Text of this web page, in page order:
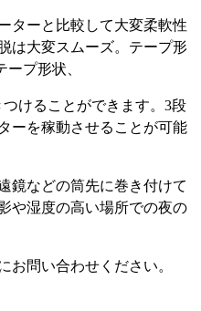
ターと比較して大変柔軟性
は大変スムーズ。テープ形
プ形状、
けることができます。3段
ーを稼動させることが可能
鏡などの筒先に巻き付けて
や湿度の高い場所での夜の
お問い合わせください。